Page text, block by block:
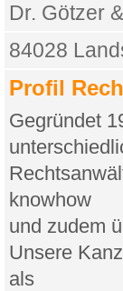
Dr. Götzer
84028
Profil
Gegründet
knowhow
und zudem
Unsere
als